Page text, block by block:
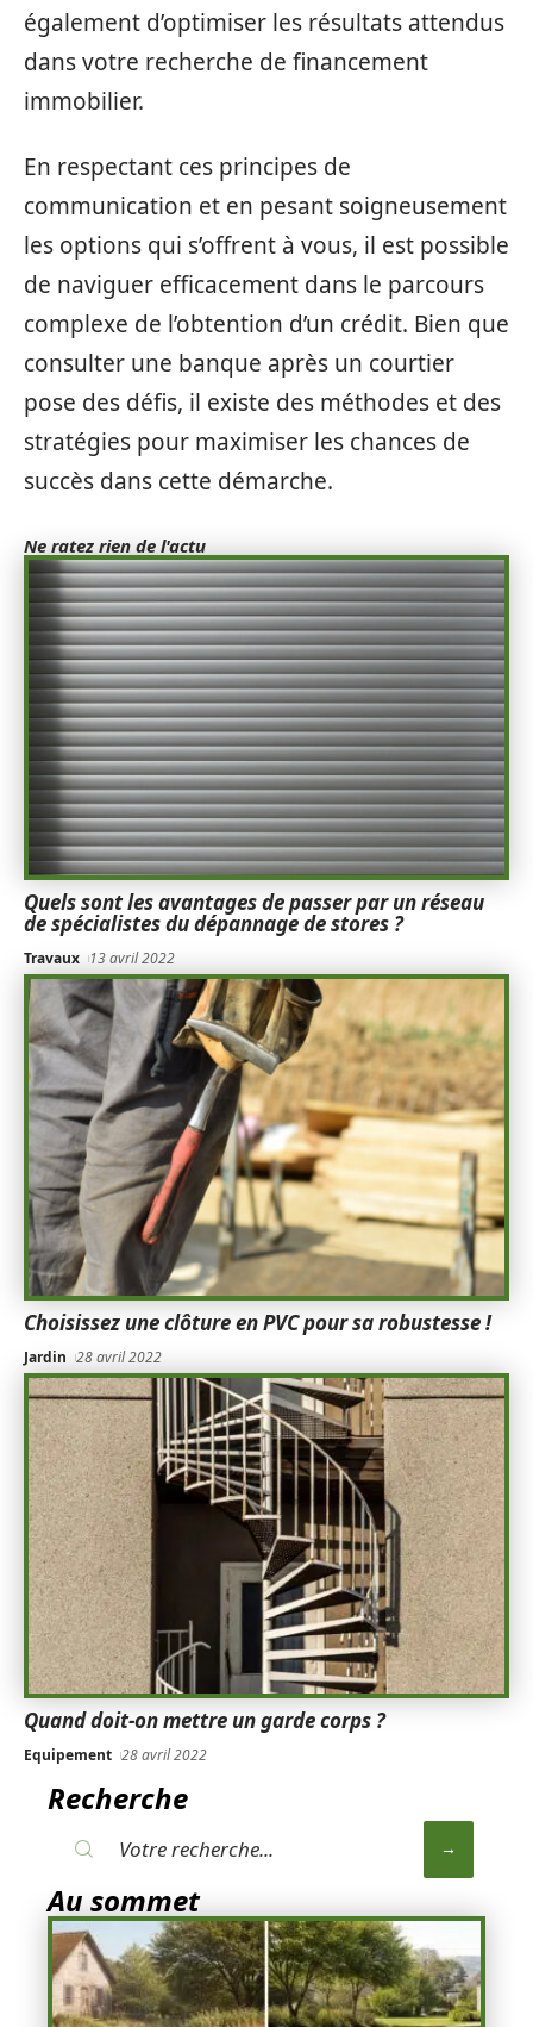
également d’optimiser les résultats attendus
dans votre recherche de financement
immobilier.
En respectant ces principes de
communication et en pesant soigneusement
les options qui s’offrent à vous, il est possible
de naviguer efficacement dans le parcours
complexe de l’obtention d’un crédit. Bien que
consulter une banque après un courtier
pose des défis, il existe des méthodes et des
stratégies pour maximiser les chances de
succès dans cette démarche.
Ne ratez rien de l'actu
Quels sont les avantages de passer par un réseau
de spécialistes du dépannage de stores ?
Travaux 13 avril 2022
Choisissez une clôture en PVC pour sa robustesse !
Jardin 28 avril 2022
Quand doit-on mettre un garde corps ?
Equipement 28 avril 2022
Recherche
Au sommet